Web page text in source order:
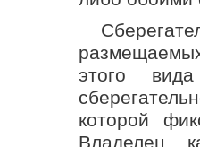
этого
которой
Владелец,